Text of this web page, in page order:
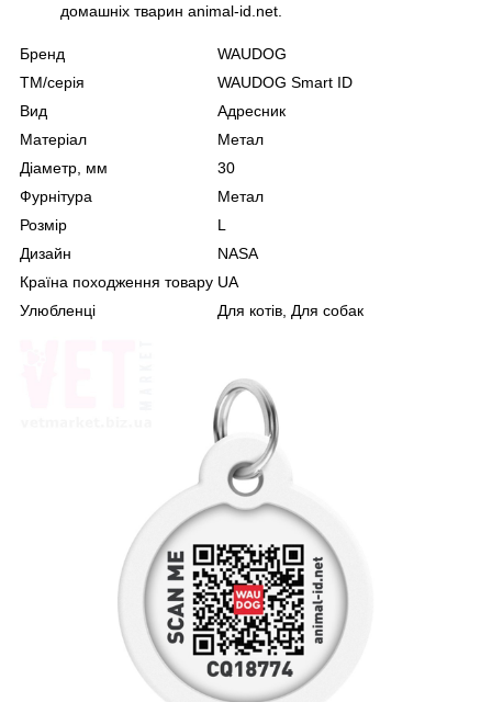
домашніх тварин animal-id.net.
Бренд
WAUDOG
ТМ/серія
WAUDOG Smart ID
Вид
Адресник
Матеріал
Метал
Діаметр, мм
30
Фурнітура
Метал
Розмір
L
Дизайн
NASA
Країна походження товару UA
Улюбленці
Для котів, Для собак